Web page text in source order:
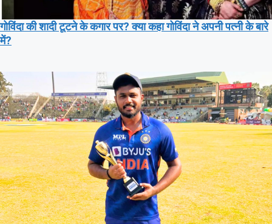
गोविंदा की शादी टूटने के कगार पर? क्या कहा गोविंदा ने अपनी पत्नी के बारे
में?